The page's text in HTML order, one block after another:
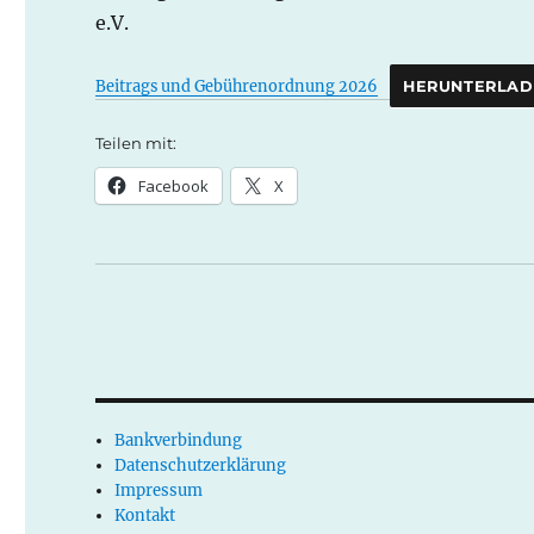
e.V.
Beitrags und Gebührenordnung 2026
Teilen mit:
Facebook X
Bankverbindung
Datenschutzerklärung
Impressum
Kontakt